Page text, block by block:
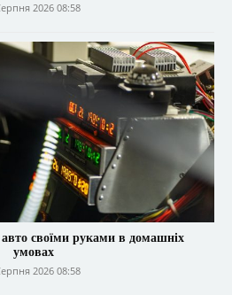
2026 08:58
своїми руками в домашніх
умовах
2026 08:58